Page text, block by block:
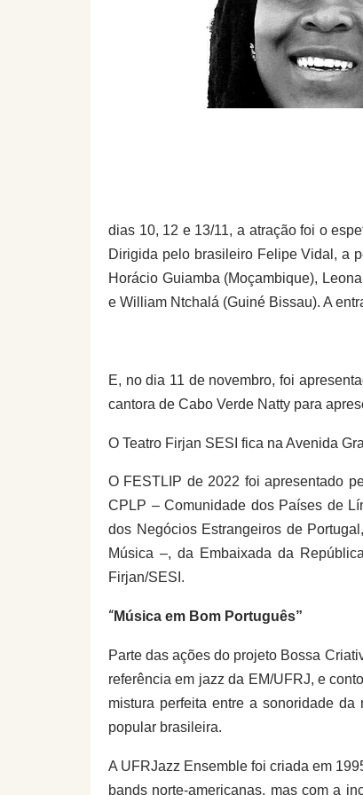
dias 10, 12 e 13/11, a atração foi o
Dirigida pelo brasileiro Felipe Vidal, a
Horácio Guiamba (Moçambique),
e William Ntchalá (Guiné Bissau). A
E, no dia 11 de novembro, foi
cantora de Cabo Verde Natty para
O Teatro Firjan SESI fica na Avenida
O FESTLIP de 2022 foi apresentado
CPLP – Comunidade dos Países de
dos Negócios Estrangeiros de Portugal,
Música –, da Embaixada da
Firjan/SESI.
“Música em Bom Português”
Parte das ações do projeto Bossa
referência em jazz da EM/UFRJ, e
mistura perfeita entre a sonoridade
popular brasileira.
A UFRJazz Ensemble foi criada em
bands norte-americanas, mas com a